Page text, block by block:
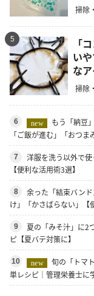
掃除
5
「
い
なア
掃除
6 new
もう「納豆
「ご飯が進む」「おつま
7
洋服を洗う以外で
【便利な活用術3選】
8
余った「結束バン
け」「かさばらない」【
9
夏の「みそ汁」に2
ピ【夏バテ対策に】
10 new
旬の「トマ
単レシピ｜管理栄養士に